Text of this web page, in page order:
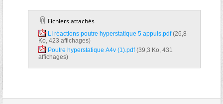
Fichiers attachés
LI réactions poutre hyperstatique 5 appuis.pdf‎(26,8
Ko, 423 affichages)
Poutre hyperstatique A4v (1).pdf‎(39,3 Ko, 431
affichages)